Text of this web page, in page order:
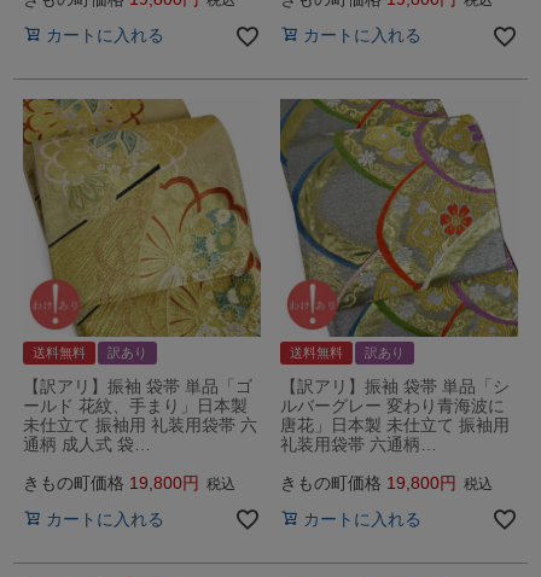
カートに入れる カートに入れる
送料無料 訳あり
【訳アリ】振袖 袋帯 単品「ゴ
ールド 花紋、手まり」日本製
未仕立て 振袖用 礼装用袋帯 六
通柄 成人式 袋…
きもの町価格 19,800 税込
カートに入れる
送料無料 訳あり
【訳アリ】振袖 袋帯 単品「シ
ルバーグレー 変わり青海波に
唐花」日本製 未仕立て 振袖用
礼装用袋帯 六通柄…
きもの町価格 19,800 税込
カートに入れる